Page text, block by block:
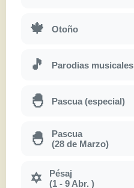
🍁 Otoño
🎵 Parodias musicales
🐣 Pascua (especial)
🐣
Pascua
(28 de Marzo)
✡
Pésaj
(1 - 9 Abr. )